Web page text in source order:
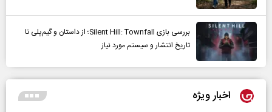
بررسی بازی Silent Hill: Townfall؛ از داستان و گیم‌پلی تا
تاریخ انتشار و سیستم مورد نیاز
اخبار ویژه